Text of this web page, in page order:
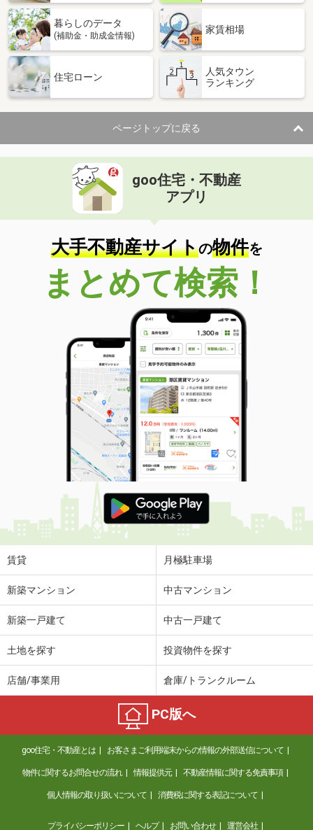
暮らしのデータ
(補助金・助成金情報)
家賃相場
住宅ローン
人気タウン
ランキング
ページトップに戻る
goo住宅・不動産
アプリ
大手不動産サイトの物件を
まとめて検索！
賃貸 月極駐車場
新築マンション 中古マンション
新築一戸建て 中古一戸建て
土地を探す 投資物件を探す
店舗/事業用 倉庫/トランクルーム
PC版へ
goo住宅・不動産とは お客さまご利用端末からの情報の外部送信について
物件に関するお問合せの流れ 情報提供元 不動産情報に関する免責事項
個人情報の取り扱いについて 消費税に関する表記について
プライバシーポリシー ヘルプ お問い合わせ 運営会社